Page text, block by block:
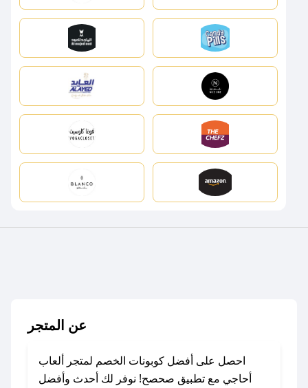
عن المتجر
احصل على أفضل كوبونات الخصم لمتجر ألعاب
أحاجي مع تطبيق صحصح! نوفر لك أحدث وأفضل